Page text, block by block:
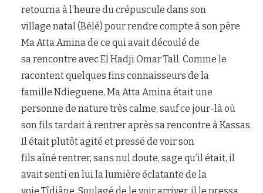
retourna à l’heure du crépuscule dans son
village natal (Bélé) pour rendre compte à son père
Ma Atta Amina de ce qui avait découlé de
sa rencontre avec El Hadji Omar Tall. Comme le
racontent quelques fins connaisseurs de la
famille Ndieguene, Ma Atta Amina était une
personne de nature très calme, sauf ce jour-là où
son fils tardait à rentrer après sa rencontre à Kassas.
Il était plutôt agité et pressé de voir son
fils aîné rentrer, sans nul doute, sage qu’il était, il
avait senti en lui la lumière éclatante de la